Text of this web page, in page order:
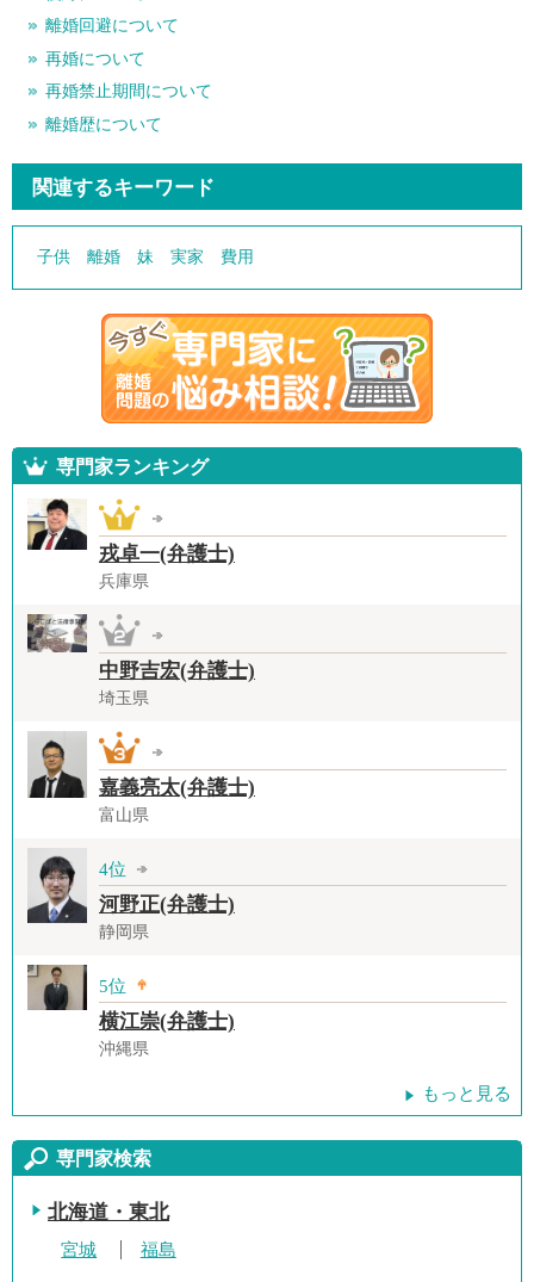
離婚回避について
再婚について
再婚禁止期間について
離婚歴について
関連するキーワード
子供 離婚 妹 実家 費用
専門家ランキング
戎卓一(弁護士)
兵庫県
中野吉宏(弁護士)
埼玉県
嘉義亮太(弁護士)
富山県
4位
河野正(弁護士)
静岡県
5位
横江崇(弁護士)
沖縄県
もっと見る
専門家検索
北海道・東北
宮城 福島